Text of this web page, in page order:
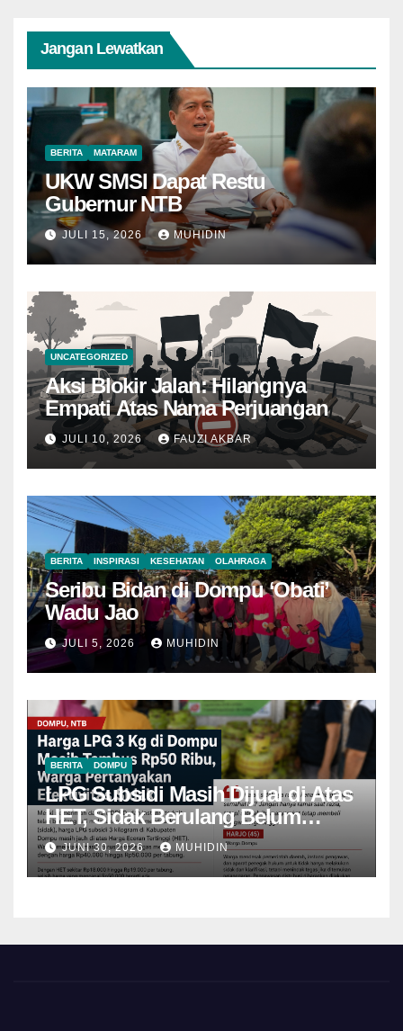
Jangan Lewatkan
BERITA MATARAM
UKW SMSI Dapat Restu
Gubernur NTB
JULI 15, 2026 MUHIDIN
UNCATEGORIZED
Aksi Blokir Jalan: Hilangnya
Empati Atas Nama Perjuangan
JULI 10, 2026 FAUZI AKBAR
BERITA INSPIRASI KESEHATAN OLAHRAGA
Seribu Bidan di Dompu ‘Obati’
Wadu Jao
JULI 5, 2026 MUHIDIN
BERITA DOMPU
LPG Subsidi Masih Dijual di Atas
HET, Sidak Berulang Belum
Mampu Menekan Harga
JUNI 30, 2026 MUHIDIN